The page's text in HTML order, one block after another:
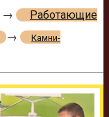
→
Работающие
→
Камни-